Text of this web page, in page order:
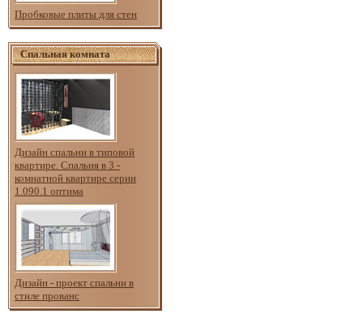
Пробковые плиты для стен
Спальная комната
Дизайн спальни в типовой
квартире. Спальня в 3 -
комнатной квартире серии
1.090.1 оптима
Дизайн - проект спальни в
стиле прованс